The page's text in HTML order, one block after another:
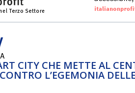
CITY CHE METTE AL
L’EGEMONIA